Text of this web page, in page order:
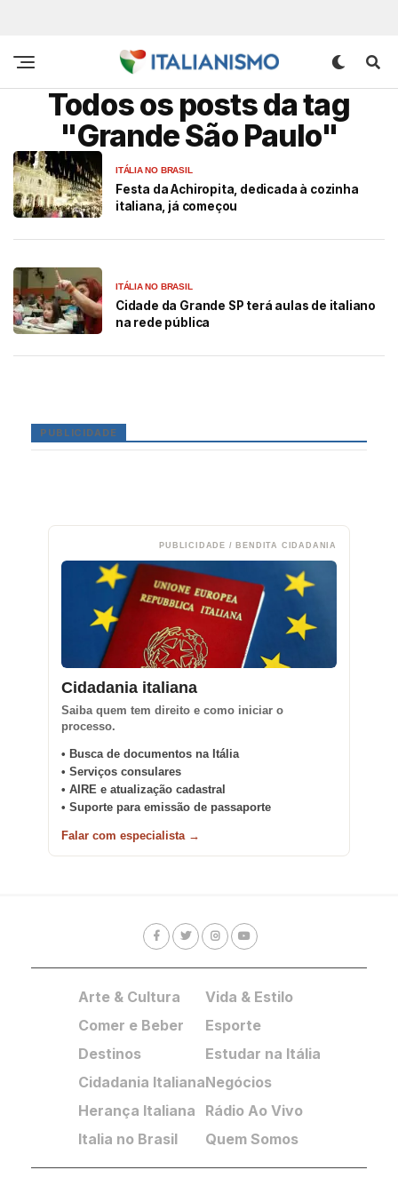
Todos os posts da tag
"Grande São Paulo"
ITÁLIA NO BRASIL
Festa da Achiropita, dedicada à cozinha
italiana, já começou
ITÁLIA NO BRASIL
Cidade da Grande SP terá aulas de italiano
na rede pública
PUBLICIDADE
PUBLICIDADE / BENDITA CIDADANIA
Cidadania italiana
Saiba quem tem direito e como iniciar o
processo.
• Busca de documentos na Itália
• Serviços consulares
• AIRE e atualização cadastral
• Suporte para emissão de passaporte
Falar com especialista →
Arte & Cultura
Comer e Beber
Destinos
Cidadania Italiana
Herança Italiana
Italia no Brasil
Vida & Estilo
Esporte
Estudar na Itália
Negócios
Rádio Ao Vivo
Quem Somos